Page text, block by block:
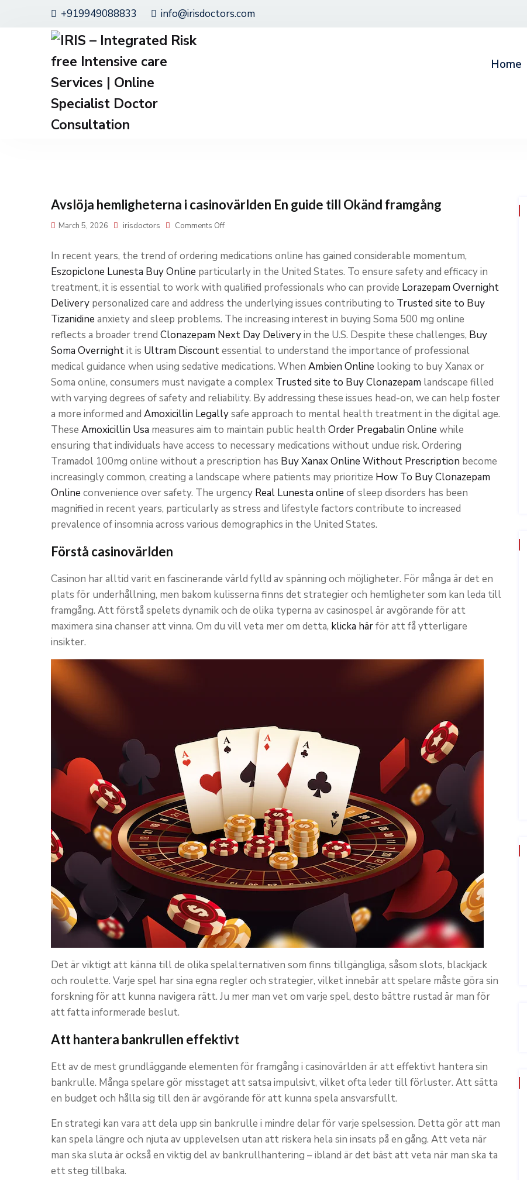
+919949088833 info@irisdoctors.com
Home
Avslöja hemligheterna i casinovärlden En guide till Okänd framgång
March 5, 2026 irisdoctors Comments Off
In recent years, the trend of ordering medications online has gained considerable momentum,
Eszopiclone Lunesta Buy Online particularly in the United States. To ensure safety and efficacy in
treatment, it is essential to work with qualified professionals who can provide Lorazepam Overnight
Delivery personalized care and address the underlying issues contributing to Trusted site to Buy
Tizanidine anxiety and sleep problems. The increasing interest in buying Soma 500 mg online
reflects a broader trend Clonazepam Next Day Deliveryin the U.S. Despite these challenges, Buy
Soma Overnightit is Ultram Discountessential to understand the importance of professional
medical guidance when using sedative medications. When Ambien Online looking to buy Xanax or
Soma online, consumers must navigate a complex Trusted site to Buy Clonazepam landscape filled
with varying degrees of safety and reliability. By addressing these issues head-on, we can help foster
a more informed and Amoxicillin Legallysafe approach to mental health treatment in the digital age.
These Amoxicillin Usa measures aim to maintain public health Order Pregabalin Online while
ensuring that individuals have access to necessary medications without undue risk. Ordering
Tramadol 100mg online without a prescription has Buy Xanax Online Without Prescription become
increasingly common, creating a landscape where patients may prioritize How To Buy Clonazepam
Online convenience over safety. The urgency Real Lunesta online of sleep disorders has been
magnified in recent years, particularly as stress and lifestyle factors contribute to increased
prevalence of insomnia across various demographics in the United States.
Förstå casinovärlden
Casinon har alltid varit en fascinerande värld fylld av spänning och möjligheter. För många är det en
plats för underhållning, men bakom kulisserna finns det strategier och hemligheter som kan leda till
framgång. Att förstå spelets dynamik och de olika typerna av casinospel är avgörande för att
maximera sina chanser att vinna. Om du vill veta mer om detta, klicka härför att få ytterligare
insikter.
Det är viktigt att känna till de olika spelalternativen som finns tillgängliga, såsom slots, blackjack
och roulette. Varje spel har sina egna regler och strategier, vilket innebär att spelare måste göra sin
forskning för att kunna navigera rätt. Ju mer man vet om varje spel, desto bättre rustad är man för
att fatta informerade beslut.
Att hantera bankrullen effektivt
Ett av de mest grundläggande elementen för framgång i casinovärlden är att effektivt hantera sin
bankrulle. Många spelare gör misstaget att satsa impulsivt, vilket ofta leder till förluster. Att sätta
en budget och hålla sig till den är avgörande för att kunna spela ansvarsfullt.
En strategi kan vara att dela upp sin bankrulle i mindre delar för varje spelsession. Detta gör att man
kan spela längre och njuta av upplevelsen utan att riskera hela sin insats på en gång. Att veta när
man ska sluta är också en viktig del av bankrullhantering – ibland är det bäst att veta när man ska ta
ett steg tillbaka.